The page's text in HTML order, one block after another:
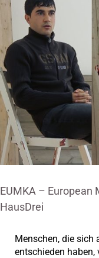
grösseres
Bild
EUMKA – European
HausDrei
Menschen, die sich
entschieden haben,